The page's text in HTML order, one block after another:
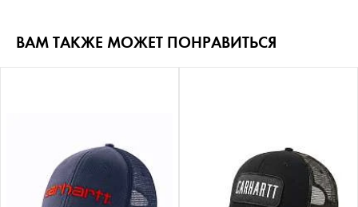
ВАМ ТАКЖЕ МОЖЕТ ПОНРАВИТЬСЯ